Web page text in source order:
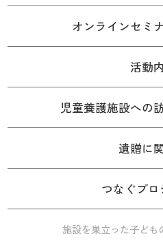
オンラインセミ
活動
児童養護施設への
遺贈に
つなぐプロ
施設を巣立った子ども